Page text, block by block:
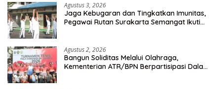
Agustus 3, 2026
Jaga Kebugaran dan Tingkatkan Imunitas,
Pegawai Rutan Surakarta Semangat Ikuti
Agustus 2, 2026
Bangun Soliditas Melalui Olahraga,
Kementerian ATR/BPN Berpartisipasi Dalam